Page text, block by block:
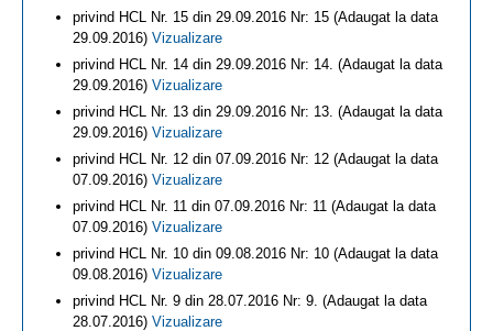
privind HCL Nr. 15 din 29.09.2016 Nr: 15 (Adaugat la data
29.09.2016) Vizualizare
privind HCL Nr. 14 din 29.09.2016 Nr: 14. (Adaugat la data
29.09.2016) Vizualizare
privind HCL Nr. 13 din 29.09.2016 Nr: 13. (Adaugat la data
29.09.2016) Vizualizare
privind HCL Nr. 12 din 07.09.2016 Nr: 12 (Adaugat la data
07.09.2016) Vizualizare
privind HCL Nr. 11 din 07.09.2016 Nr: 11 (Adaugat la data
07.09.2016) Vizualizare
privind HCL Nr. 10 din 09.08.2016 Nr: 10 (Adaugat la data
09.08.2016) Vizualizare
privind HCL Nr. 9 din 28.07.2016 Nr: 9. (Adaugat la data
28.07.2016) Vizualizare